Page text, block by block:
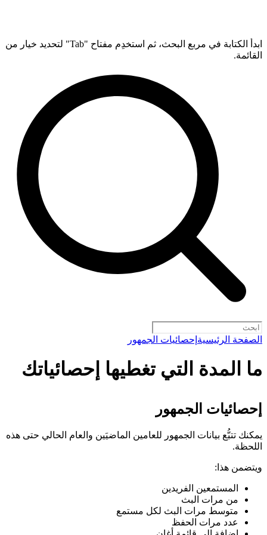
ابدأ الكتابة في مربع البحث، ثم استخدِم مفتاح "Tab" لتحديد خيار من
القائمة.
الصفحة الرئيسية إحصائيات الجمهور
ما المدة التي تغطيها إحصائياتك
إحصائيات الجمهور
يمكنك تتبُّع بيانات الجمهور للعامين الماضيَين والعام الحالي حتى هذه
اللحظة.
ويتضمن هذا:
المستمعين الفريدين
من مرات البث
متوسط مرات البث لكل مستمع
عدد مرات الحفظ